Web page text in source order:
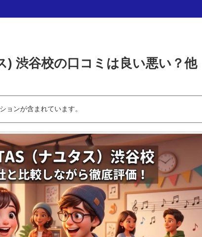
) 渋谷校の口コミは良い悪い？他
ョンが含まれています。